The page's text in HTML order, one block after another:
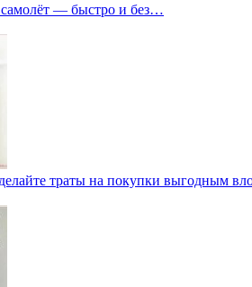
— быстро и без…
траты на покупки выгодным